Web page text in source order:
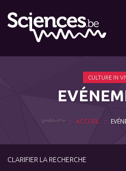
CULTURE IN
ACCUEIL
CLARIFIER LA RECHERCHE